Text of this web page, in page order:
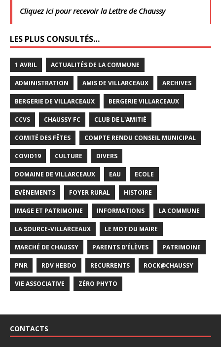
Cliquez ici pour recevoir la Lettre de Chaussy
LES PLUS CONSULTÉS…
1 AVRIL ACTUALITÉS DE LA COMMUNE
ADMINISTRATION AMIS DE VILLARCEAUX ARCHIVES
BERGERIE DE VILLARCEAUX BERGERIE VILLARCEAUX
CCVS CHAUSSY FC CLUB DE L'AMITIÉ
COMITÉ DES FÊTES COMPTE RENDU CONSEIL MUNICIPAL
COVID19 CULTURE DIVERS
DOMAINE DE VILLARCEAUX EAU ECOLE
EVÉNEMENTS FOYER RURAL HISTOIRE
IMAGE ET PATRIMOINE INFORMATIONS LA COMMUNE
LA SOURCE-VILLARCEAUX LE MOT DU MAIRE
MARCHÉ DE CHAUSSY PARENTS D'ÉLÈVES PATRIMOINE
PNR RDV HEBDO RECURRENTS ROCK@CHAUSSY
VIE ASSOCIATIVE ZÉRO PHYTO
CONTACTS